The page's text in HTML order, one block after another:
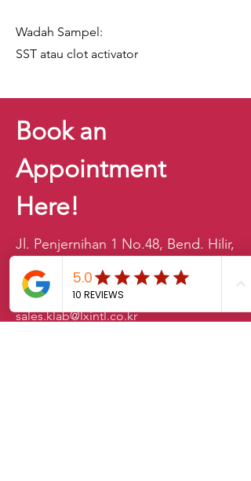
Wadah Sampel:
SST atau clot activator
Book an
Appointment
Here!
Jl. Penjernihan 1 No.48, Bend. Hilir,
021-2528528
sales.klab@lxintl.co.kr